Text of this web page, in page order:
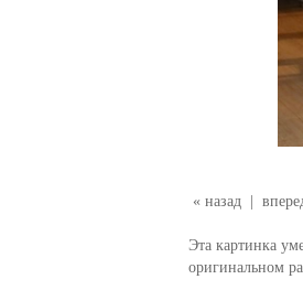
« назад
Эта картинка
оригинальном